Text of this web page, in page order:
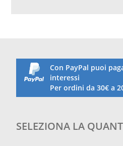
Con PayPal puoi
interessi
Per ordini da 30€ a
SELEZIONA LA